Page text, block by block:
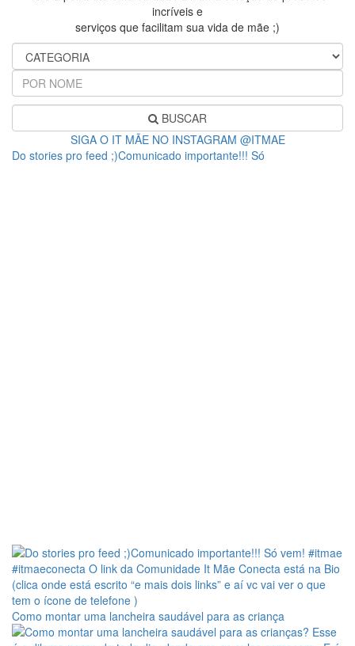
incríveis e
serviços que facilitam sua vida de mãe ;)
BUSCAR
SIGA O IT MÃE NO INSTAGRAM @ITMAE
Do stories pro feed ;)Comunicado importante!!! Só
Como montar uma lancheira saudável para as criança